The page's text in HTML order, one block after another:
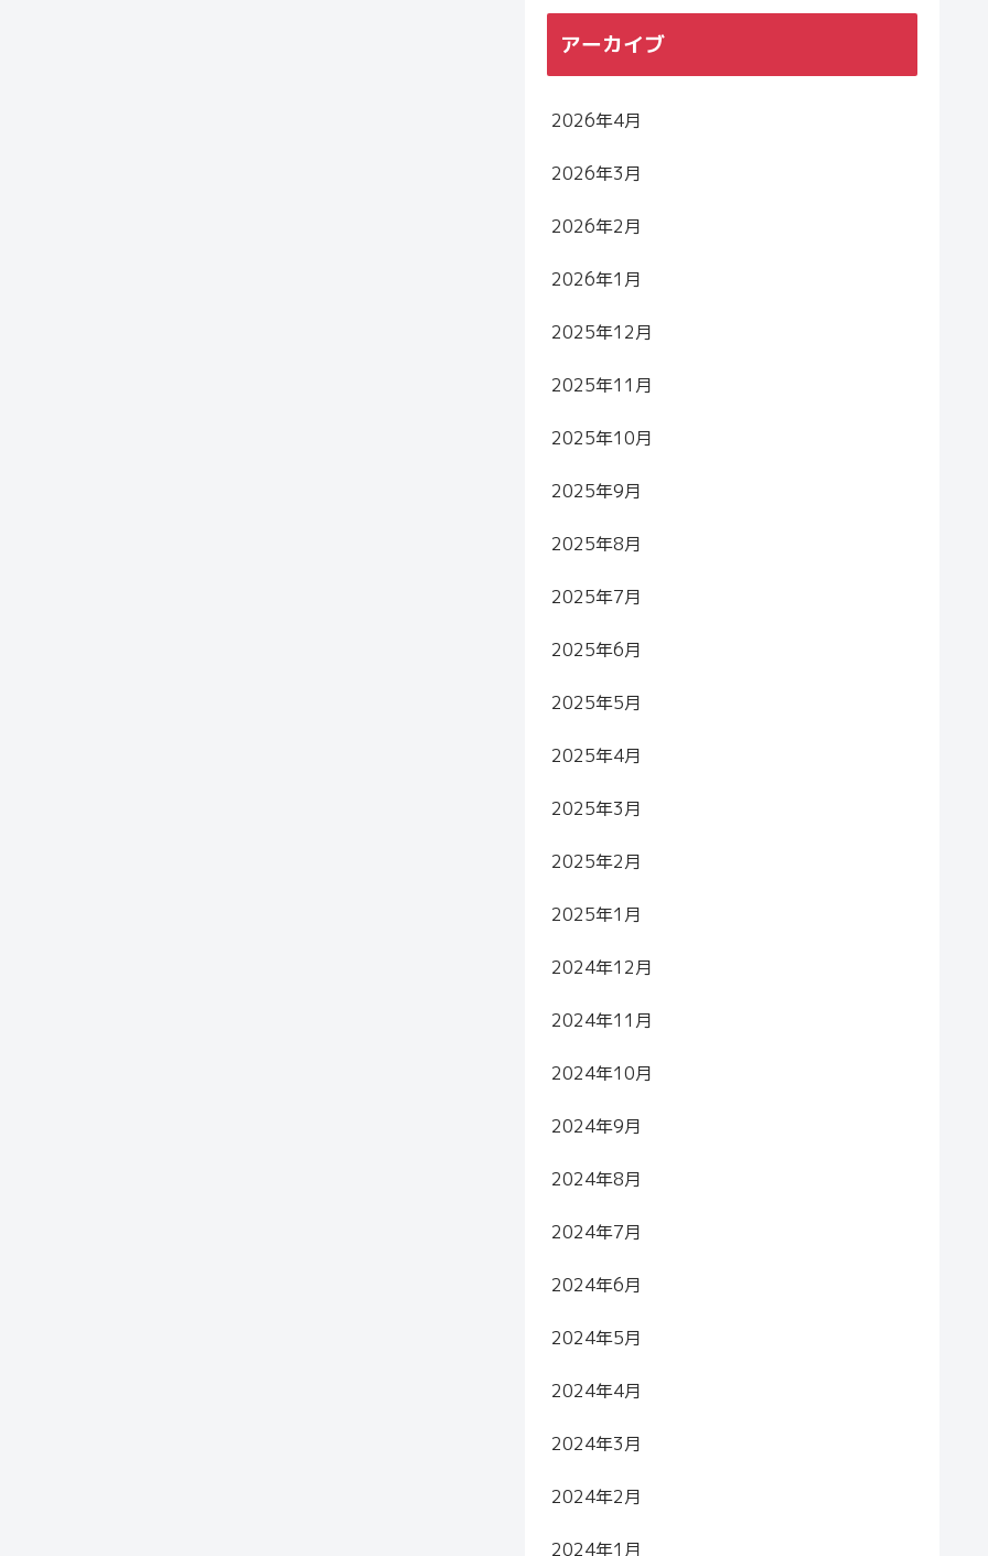
アーカイブ
2026年4月
2026年3月
2026年2月
2026年1月
2025年12月
2025年11月
2025年10月
2025年9月
2025年8月
2025年7月
2025年6月
2025年5月
2025年4月
2025年3月
2025年2月
2025年1月
2024年12月
2024年11月
2024年10月
2024年9月
2024年8月
2024年7月
2024年6月
2024年5月
2024年4月
2024年3月
2024年2月
2024年1月